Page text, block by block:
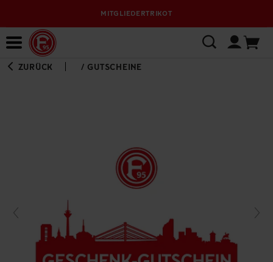
MITGLIEDERTRIKOT
ZURÜCK / GUTSCHEINE